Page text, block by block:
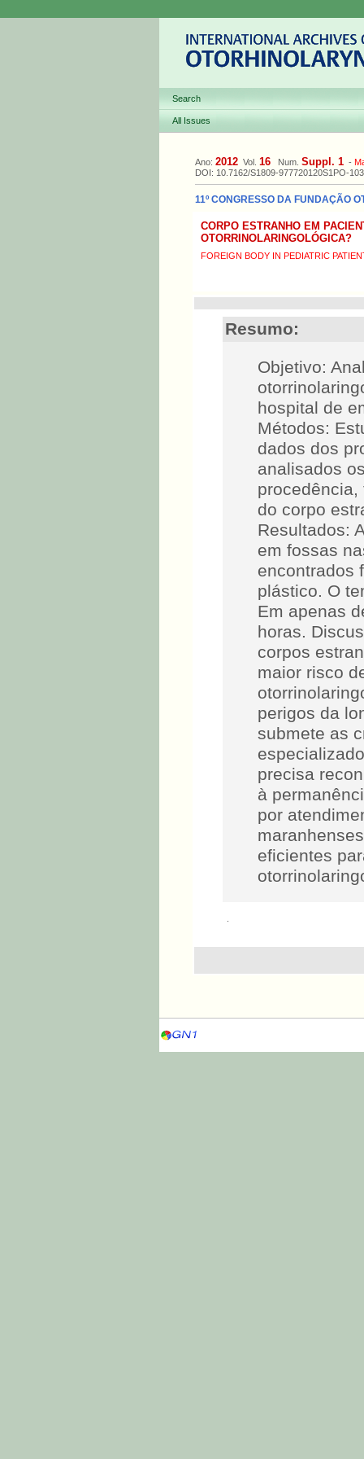
Search
All Issues
Ano: 2012 Vol. 16 Num. Suppl. 1 -
DOI: 10.7162/S1809-977720120S1PO-103
11º CONGRESSO DA FUNDAÇÃO
CORPO ESTRANHO EM
OTORRINOLARINGOLÓGICA?
FOREIGN BODY IN PEDIATRIC
Resumo:
Objetivo:
hospital de
Métodos:
dados dos
analisados
do corpo
Resultados:
em fossas
encontrados
plástico. O
Em apenas
horas.
corpos
maior risco
perigos da
submete as
precisa
à
por
eficientes